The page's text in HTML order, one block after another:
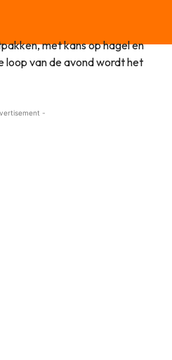
met kans op hagel en
loop van de avond wordt het
-